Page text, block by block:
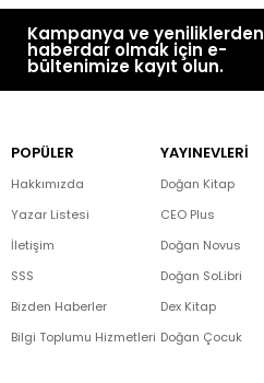
Kampanya ve yeniliklerden
haberdar olmak için e-
bültenimize kayıt olun.
POPÜLER
Hakkımızda
Yazar Listesi
İletişim
SSS
Bizden Haberler
Bilgi Toplumu Hizmetleri
YAYINEVLERİ
Doğan Kitap
CEO Plus
Doğan Novus
Doğan SoLibri
Dex Kitap
Doğan Çocuk